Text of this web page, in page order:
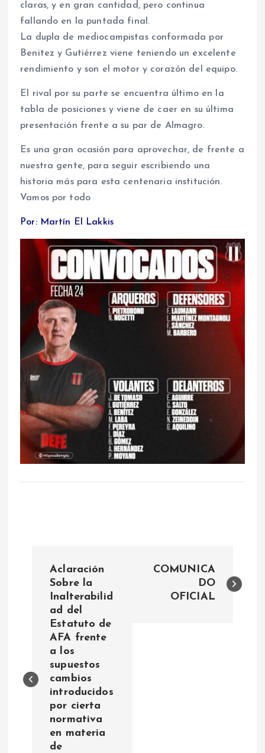
claras, y en gran cantidad, pero continua
fallando en la puntada final.
La dupla de mediocampistas conformada por
Benitez y Gutiérrez viene teniendo un excelente
rendimiento y son el motor y corazón del equipo.
El rival por su parte se encuentra último en la
tabla de posiciones y viene de caer en su última
presentación frente a su par de Almagro.
Es una gran ocasión para aprovechar, de frente a
nuestra gente, para seguir escribiendo una
historia más para esta centenaria institución.
Vamos por todo
Por: Martín El Lakkis
g
Aclaración
Sobre la
Inalterabilid
ad del
Estatuto de
AFA frente
a los
supuestos
cambios
introducidos
por cierta
normativa
en materia
de
COMUNICA
DO
OFICIAL